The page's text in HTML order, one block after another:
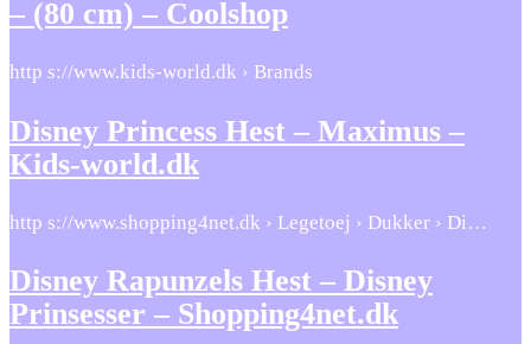
– (80 cm) – Coolshop
http s://www.kids-world.dk › Brands
Disney Princess Hest – Maximus –
Kids-world.dk
http s://www.shopping4net.dk › Legetoej › Dukker › Di…
Disney Rapunzels Hest – Disney
Prinsesser – Shopping4net.dk